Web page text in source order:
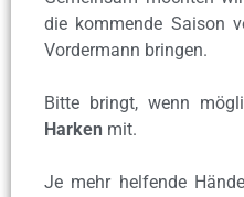
die kommende Saison
Vordermann bringen.
Bitte bringt, wenn
Harken mit.
Je mehr helfende